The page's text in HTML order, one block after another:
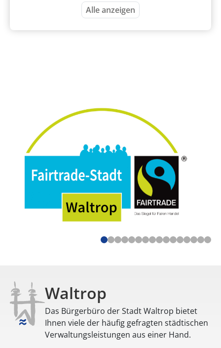
Alle anzeigen
Waltrop
Das Bürgerbüro der Stadt Waltrop bietet
Ihnen viele der häufig gefragten städtischen
Verwaltungsleistungen aus einer Hand.